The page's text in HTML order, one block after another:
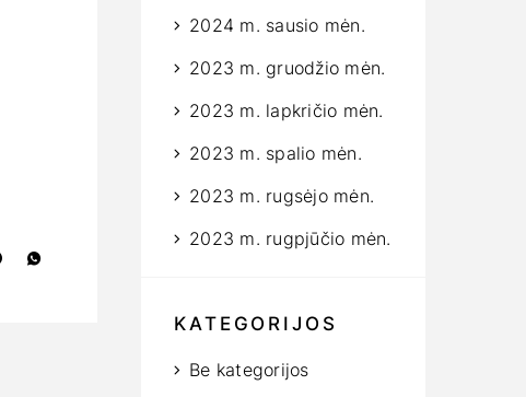
2024 m. sausio mėn.
2023 m. gruodžio mėn.
2023 m. lapkričio mėn.
2023 m. spalio mėn.
2023 m. rugsėjo mėn.
2023 m. rugpjūčio mėn.
KATEGORIJOS
Be kategorijos